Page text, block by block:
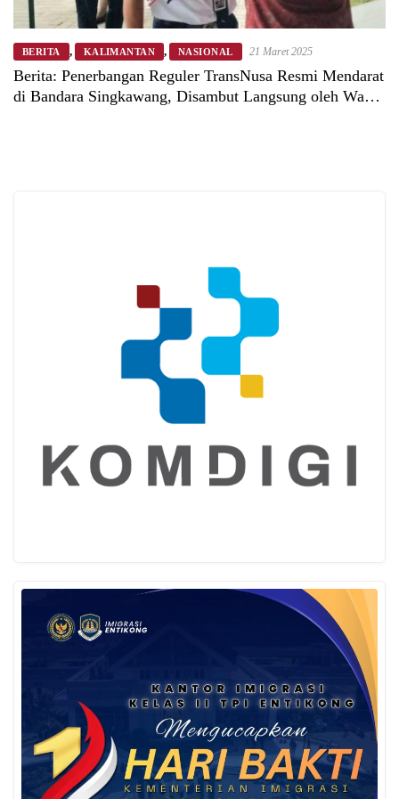
BERITA , KALIMANTAN , NASIONAL 21 Maret 2025
Berita: Penerbangan Reguler TransNusa Resmi Mendarat
di Bandara Singkawang, Disambut Langsung oleh Wakil